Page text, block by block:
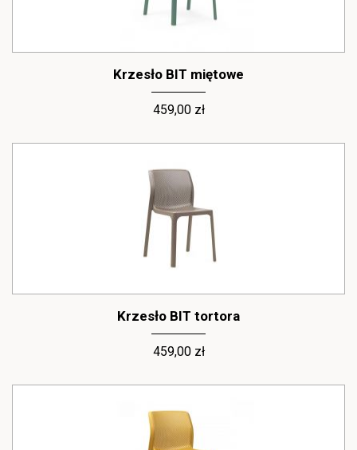
Krzesło BIT miętowe
459,00 zł
Krzesło BIT tortora
459,00 zł